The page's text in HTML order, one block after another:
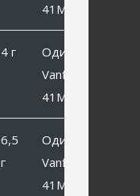
41MB #4
4 г
Одинарный
Vanfook SP-
41MB #4
6,5
г
Одинарный
Vanfook SP-
41MB #2